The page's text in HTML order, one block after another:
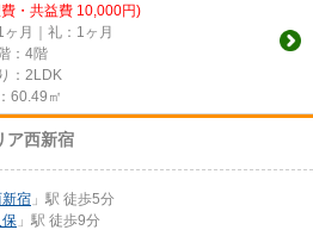
・共益費 10,000円)
ヶ月｜礼：1ヶ月
：4階
：2LDK
60.49㎡
ア西新宿
宿 」駅 徒歩5分
」駅 徒歩9分